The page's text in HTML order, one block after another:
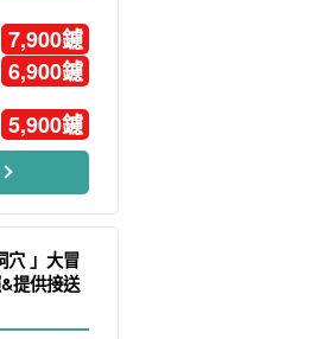
7,900鑢
6,900鑢
5,900鑢
穴 」大冒
提供接送